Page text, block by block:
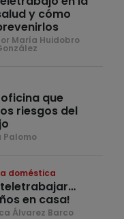
y cómo
María Huidobro
que
riesgos del
Palomo
doméstica
en casa!
Álvarez Barco